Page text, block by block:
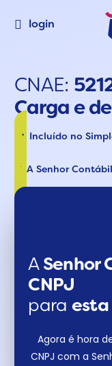
login
CNAE:
Carga e
Incluído no
A Senhor
A Senhor
CNPJ
para esta
Agora é hora
CNPJ com a